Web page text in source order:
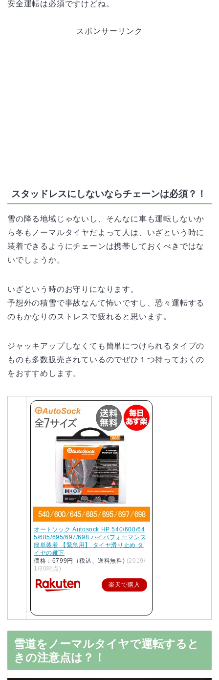
安全運転は必須ですけどね。
スポンサーリンク
スタッドレスにしないならチェーンは必須？！
雪の降る地域じゃないし、そんなに車も運転しないか
ら冬もノーマルタイヤだよって人は、いざという時に
装着できるようにチェーンは携帯しておくべきではな
いでしょうか。
いざという時のお守りになります。
予想外の積雪で事故なんて怖いですし、恐々運転する
のもかなりのストレスで疲れると思います。
ジャッキアップしなくても簡単につけられるタイプの
ものも多数販売されているのでぜひ１つ持っておくの
をおすすめします。
オートソック Autosock HP 540/600/64
5/685/695/697/698 ハイパフォーマンス
簡単装着 【緊急用】 タイヤ滑り止め タ
イヤの靴下
価格：6799円（税込、送料無料) (2019/
1/30時点)
楽天で購入
雪道をノーマルタイヤで運転すると
きの注意点は？！